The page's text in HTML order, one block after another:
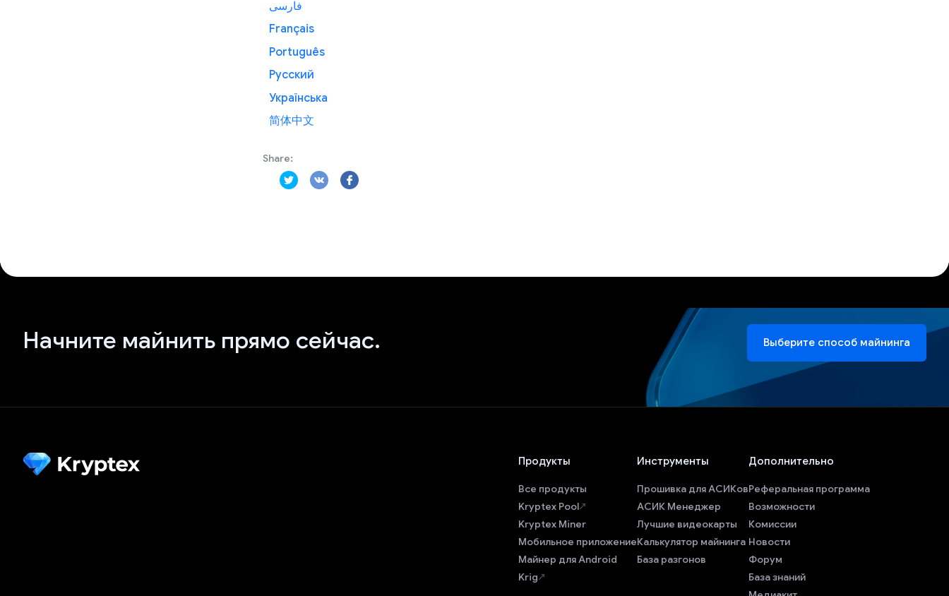
فارسی
Français
Português
Русский
Українська
简体中文
Share:
Начните майнить прямо сейчас. Выберите способ майнинга
Продукты
Все продукты
Kryptex Pool
Kryptex Miner
Мобильное приложение
Майнер для Android
Krig
Инструменты
Прошивка для АСИКов
АСИК Менеджер
Лучшие видеокарты
Калькулятор майнинга
База разгонов
Дополнительно
Реферальная программа
Возможности
Комиссии
Новости
Форум
База знаний